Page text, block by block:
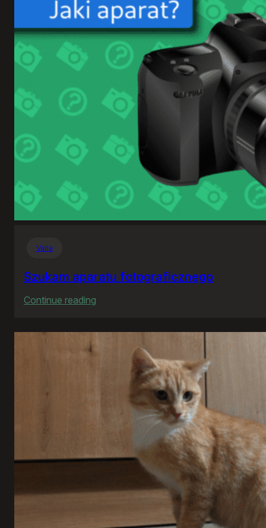
Varia
Szukam aparatu fotograficznego
Continue reading
aparatu
fotograficznego